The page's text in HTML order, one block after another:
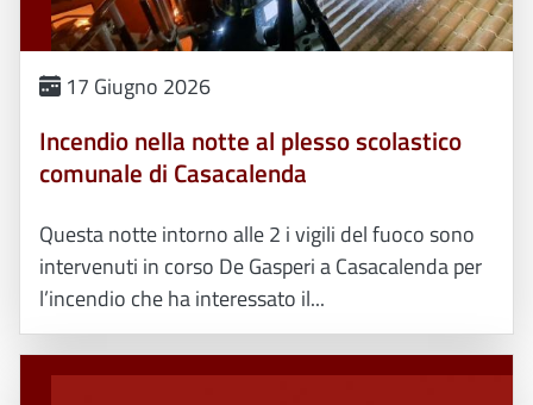
17 Giugno 2026
Incendio nella notte al plesso scolastico
comunale di Casacalenda
Questa notte intorno alle 2 i vigili del fuoco sono
intervenuti in corso De Gasperi a Casacalenda per
l’incendio che ha interessato il...